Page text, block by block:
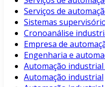
Serviços de
Sistemas
Cronoanálise
Empresa de
Engenharia e
Automação
Automação industrial